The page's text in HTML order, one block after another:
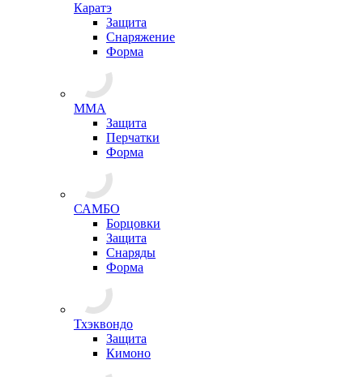
Каратэ
Защита
Снаряжение
Форма
ММА
Защита
Перчатки
Форма
САМБО
Борцовки
Защита
Снаряды
Форма
Тхэквондо
Защита
Кимоно